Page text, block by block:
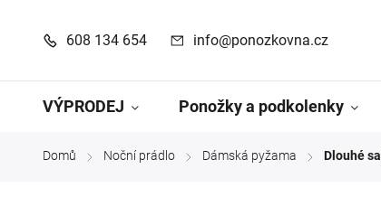
608 134 654 info@ponozkovna.cz
VÝPRODEJ Ponožky a podkolenky
Domů / Noční prádlo / Dámská pyžama / Dlouhé